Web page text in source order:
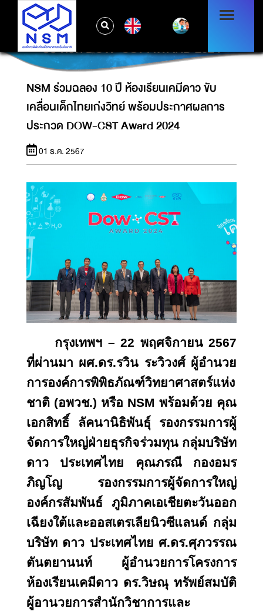
NSM ร่วมฉลอง 10 ปี ห้องเรียนเคมีดาว ขับ
เคลื่อนเด็กไทยเก่งวิทย์ พร้อมประกาศผลการ
ประกวด DOW-CST AWARD 2024
NSM ร่วมฉลอง 10 ปี ห้องเรียนเคมีดาว ขับ
เคลื่อนเด็กไทยเก่งวิทย์ พร้อมประกาศผลการ
ประกวด DOW-CST Award 2024
01 ธ.ค. 2567
กรุงเทพฯ – 22 พฤศจิกายน 2567
ที่ผ่านมา ผศ.ดร.รวิน ระวิวงศ์ ผู้อำนวย
การองค์การพิพิธภัณฑ์วิทยาศาสตร์แห่ง
ชาติ (อพวช.) หรือ NSM พร้อมด้วย คุณ
เอกสิทธิ์ ลัคนานิธิพันธุ์ รองกรรมการผู้
จัดการใหญ่ฝ่ายธุรกิจร่วมทุน กลุ่มบริษัท
ดาว ประเทศไทย คุณภรณี กองอมร
ภิญโญ รองกรรมการผู้จัดการใหญ่
องค์กรสัมพันธ์ ภูมิภาคเอเชียตะวันออก
เฉียงใต้และออสเตรเลียนิวซีแลนด์ กลุ่ม
บริษัท ดาว ประเทศไทย ศ.ดร.ศุภวรรณ
ตันตยานนท์ ผู้อำนวยการโครงการ
ห้องเรียนเคมีดาว ดร.วิษณุ ทรัพย์สมบัติ
ผู้อานวยการสำนักวิชาการและ